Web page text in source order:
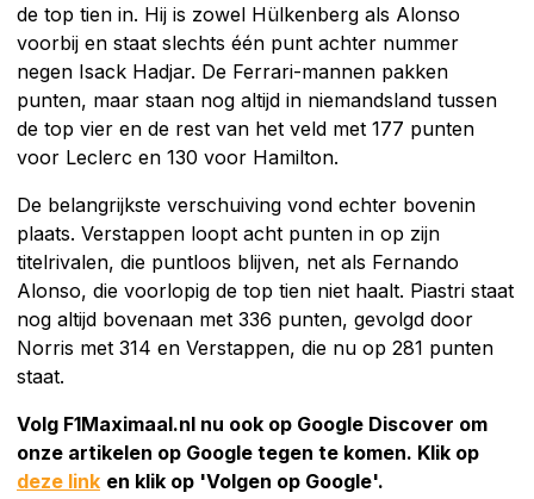
de top tien in. Hij is zowel Hülkenberg als Alonso
voorbij en staat slechts één punt achter nummer
negen Isack Hadjar. De Ferrari-mannen pakken
punten, maar staan nog altijd in niemandsland tussen
de top vier en de rest van het veld met 177 punten
voor Leclerc en 130 voor Hamilton.
De belangrijkste verschuiving vond echter bovenin
plaats. Verstappen loopt acht punten in op zijn
titelrivalen, die puntloos blijven, net als Fernando
Alonso, die voorlopig de top tien niet haalt. Piastri staat
nog altijd bovenaan met 336 punten, gevolgd door
Norris met 314 en Verstappen, die nu op 281 punten
staat.
Volg F1Maximaal.nl nu ook op Google Discover om
onze artikelen op Google tegen te komen. Klik op
deze link en klik op 'Volgen op Google'.